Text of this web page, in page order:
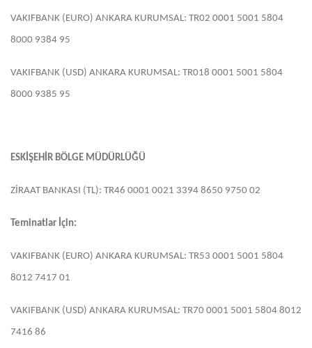
VAKIFBANK (EURO) ANKARA KURUMSAL: TR02 0001 5001 5804
8000 9384 95
VAKIFBANK (USD) ANKARA KURUMSAL: TR018 0001 5001 5804
8000 9385 95
ESKİŞEHİR BÖLGE MÜDÜRLÜĞÜ
ZİRAAT BANKASI (TL): TR46 0001 0021 3394 8650 9750 02
Teminatlar İçin:
VAKIFBANK (EURO) ANKARA KURUMSAL: TR53 0001 5001 5804
8012 7417 01
VAKIFBANK (USD) ANKARA KURUMSAL: TR70 0001 5001 5804 8012
7416 86